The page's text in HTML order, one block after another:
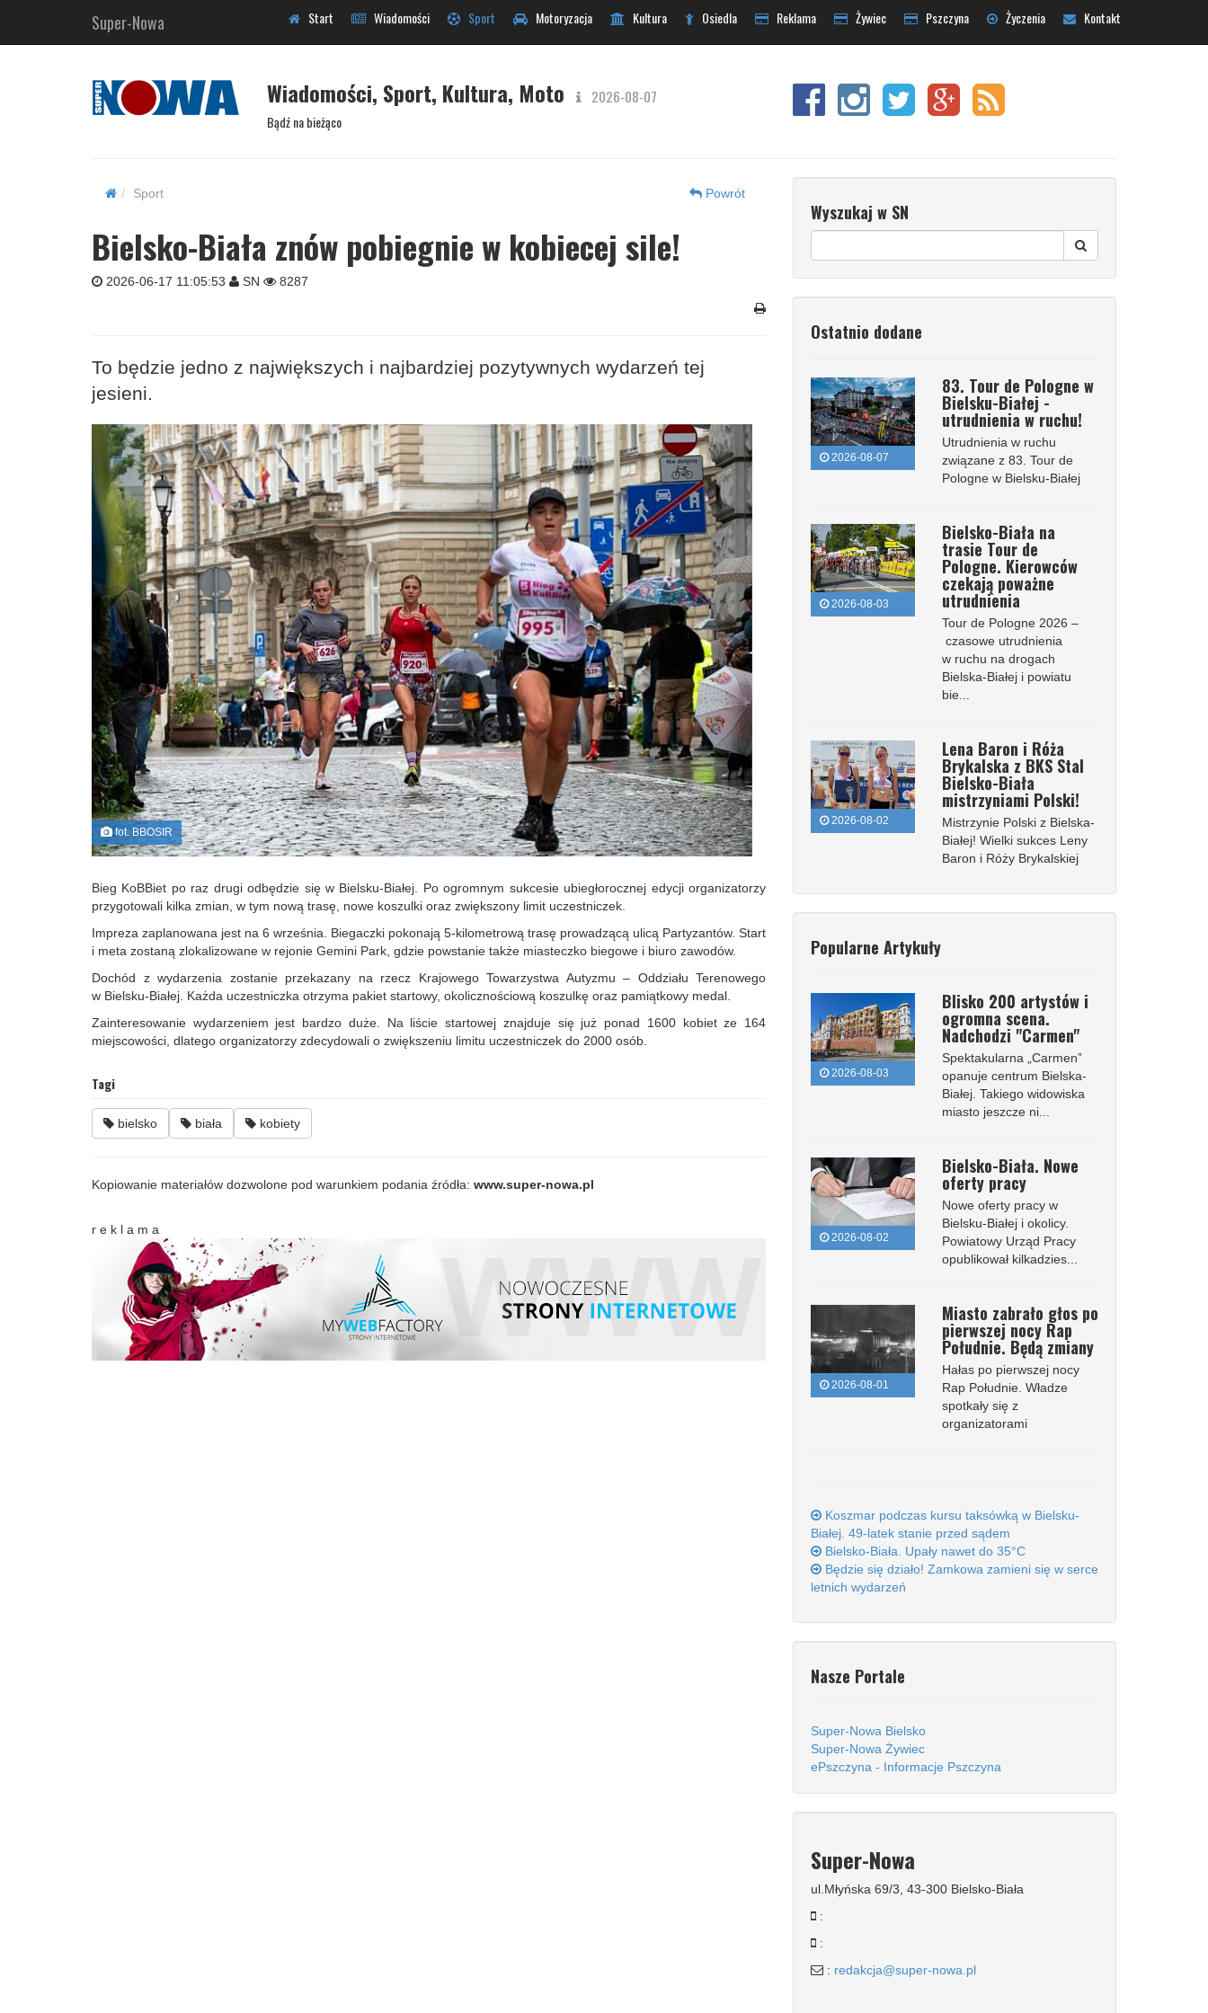
Super-Nowa Start Wiadomości Sport Motoryzacja Kultura Osiedla Reklama Żywiec Pszczyna Życzenia Kontakt
Wiadomości, Sport, Kultura, Moto 2026-08-07
Bądź na bieżąco
Sport Powrót
Bielsko-Biała znów pobiegnie w kobiecej sile!
2026-06-17 11:05:53 SN 8287
To będzie jedno z największych i najbardziej pozytywnych wydarzeń tej
jesieni.
fot. BBOSIR
Bieg KoBBiet po raz drugi odbędzie się w Bielsku-Białej. Po ogromnym sukcesie ubiegłorocznej edycji organizatorzy
przygotowali kilka zmian, w tym nową trasę, nowe koszulki oraz zwiększony limit uczestniczek.
Impreza zaplanowana jest na 6 września. Biegaczki pokonają 5-kilometrową trasę prowadzącą ulicą Partyzantów. Start
i meta zostaną zlokalizowane w rejonie Gemini Park, gdzie powstanie także miasteczko biegowe i biuro zawodów.
Dochód z wydarzenia zostanie przekazany na rzecz Krajowego Towarzystwa Autyzmu – Oddziału Terenowego
w Bielsku-Białej. Każda uczestniczka otrzyma pakiet startowy, okolicznościową koszulkę oraz pamiątkowy medal.
Zainteresowanie wydarzeniem jest bardzo duże. Na liście startowej znajduje się już ponad 1600 kobiet ze 164
miejscowości, dlatego organizatorzy zdecydowali o zwiększeniu limitu uczestniczek do 2000 osób.
Tagi
bielsko biała kobiety
Kopiowanie materiałów dozwolone pod warunkiem podania źródła: www.super-nowa.pl
r e k l a m a
Wyszukaj w SN
Ostatnio dodane
2026-08-07
83. Tour de Pologne w
Bielsku-Białej -
utrudnienia w ruchu!
Utrudnienia w ruchu
związane z 83. Tour de
Pologne w Bielsku-Białej
2026-08-03
Bielsko-Biała na
trasie Tour de
Pologne. Kierowców
czekają poważne
utrudnienia
Tour de Pologne 2026 –
czasowe utrudnienia
w ruchu na drogach
Bielska-Białej i powiatu
bie...
2026-08-02
Lena Baron i Róża
Brykalska z BKS Stal
Bielsko-Biała
mistrzyniami Polski!
Mistrzynie Polski z Bielska-
Białej! Wielki sukces Leny
Baron i Róży Brykalskiej
Popularne Artykuły
2026-08-03
Blisko 200 artystów i
ogromna scena.
Nadchodzi "Carmen"
Spektakularna „Carmen”
opanuje centrum Bielska-
Białej. Takiego widowiska
miasto jeszcze ni...
2026-08-02
Bielsko-Biała. Nowe
oferty pracy
Nowe oferty pracy w
Bielsku-Białej i okolicy.
Powiatowy Urząd Pracy
opublikował kilkadzies...
2026-08-01
Miasto zabrało głos po
pierwszej nocy Rap
Południe. Będą zmiany
Hałas po pierwszej nocy
Rap Południe. Władze
spotkały się z
organizatorami
Koszmar podczas kursu taksówką w Bielsku-
Białej. 49-latek stanie przed sądem
Bielsko-Biała. Upały nawet do 35°C
Będzie się działo! Zamkowa zamieni się w serce
letnich wydarzeń
Nasze Portale
Super-Nowa Bielsko
Super-Nowa Żywiec
ePszczyna - Informacje Pszczyna
Super-Nowa
ul.Młyńska 69/3, 43-300 Bielsko-Biała
:
:
: redakcja@super-nowa.pl